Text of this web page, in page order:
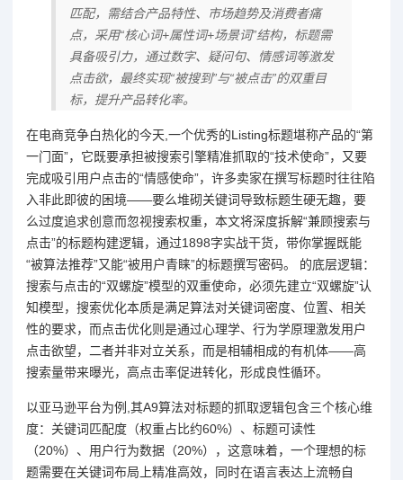
匹配，需结合产品特性、市场趋势及消费者痛
点，采用“核心词+属性词+场景词”结构，标题需
具备吸引力，通过数字、疑问句、情感词等激发
点击欲，最终实现“被搜到”与“被点击”的双重目
标，提升产品转化率。
在电商竞争白热化的今天,一个优秀的Listing标题堪称产品的“第
一门面”，它既要承担被搜索引擎精准抓取的“技术使命”，又要
完成吸引用户点击的“情感使命”，许多卖家在撰写标题时往往陷
入非此即彼的困境——要么堆砌关键词导致标题生硬无趣，要
么过度追求创意而忽视搜索权重，本文将深度拆解“兼顾搜索与
点击”的标题构建逻辑，通过1898字实战干货，带你掌握既能
“被算法推荐”又能“被用户青睐”的标题撰写密码。 的底层逻辑：
搜索与点击的“双螺旋”模型的双重使命，必须先建立“双螺旋”认
知模型，搜索优化本质是满足算法对关键词密度、位置、相关
性的要求，而点击优化则是通过心理学、行为学原理激发用户
点击欲望，二者并非对立关系，而是相辅相成的有机体——高
搜索量带来曝光，高点击率促进转化，形成良性循环。
以亚马逊平台为例,其A9算法对标题的抓取逻辑包含三个核心维
度：关键词匹配度（权重占比约60%）、标题可读性
（20%）、用户行为数据（20%），这意味着，一个理想的标
题需要在关键词布局上精准高效，同时在语言表达上流畅自